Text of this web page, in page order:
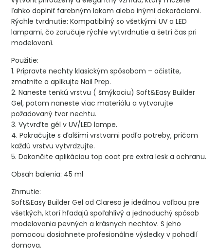
ľahko doplniť farebným lakom alebo inými dekoráciami.
Rýchle tvrdnutie: Kompatibilný so všetkými UV a LED
lampami, čo zaručuje rýchle vytvrdnutie a šetrí čas pri
modelovaní.
Použitie:
1. Pripravte nechty klasickým spôsobom – očistite,
zmatnite a aplikujte Nail Prep.
2. Naneste tenkú vrstvu ( šmýkaciu) Soft&Easy Builder
Gel, potom naneste viac materiálu a vytvarujte
požadovaný tvar nechtu.
3. Vytvrďte gél v UV/LED lampe.
4. Pokračujte s ďalšími vrstvami podľa potreby, pričom
každú vrstvu vytvrdzujte.
5. Dokončite aplikáciou top coat pre extra lesk a ochranu.
Obsah balenia: 45 ml
Zhrnutie:
Soft&Easy Builder Gel od Claresa je ideálnou voľbou pre
všetkých, ktorí hľadajú spoľahlivý a jednoduchý spôsob
modelovania pevných a krásnych nechtov. S jeho
pomocou dosiahnete profesionálne výsledky v pohodlí
domova.